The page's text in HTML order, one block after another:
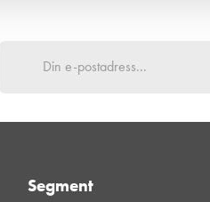
Segment